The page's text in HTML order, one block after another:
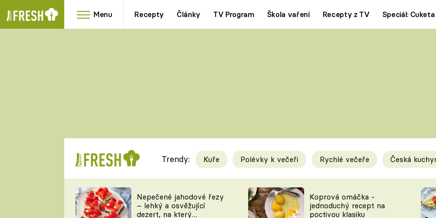
Menu Recepty Články TV Program Škola vaření Recepty z TV Speciál: Cuketa
RYCHLOVKY
Videorecepty
TEĎ VAŘÍ ŠÉF!
Tipy a triky
KAM ZA JÍDLEM
Trendy: Kuře Polévky k večeři Rychlé večeře Česká
Nepečené jahodové řezy
– lehký a osvěžující
dezert, na který
Koprová omáčka -
jednoduchý recept na
poctivou klasiku